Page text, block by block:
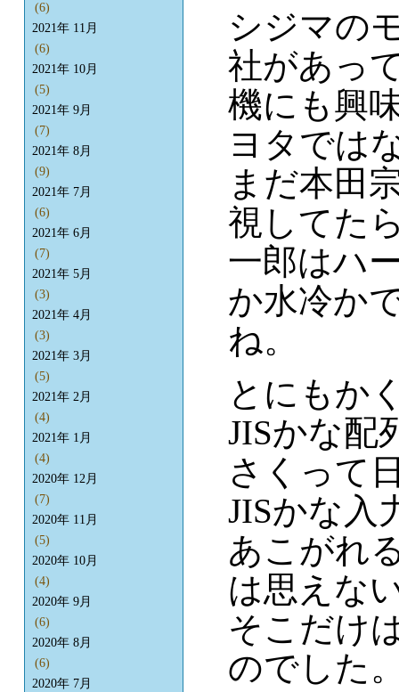
シジマの
社があっ
機にも興
ヨタでは
まだ本田
視してた
一郎はハ
か水冷か
ね。
とにもか
JISかな配
さくって
JISかな入
あこがれ
は思えな
そこだけ
のでした
(6)
2021年 11月
(6)
2021年 10月
(5)
2021年 9月
(7)
2021年 8月
(9)
2021年 7月
(6)
2021年 6月
(7)
2021年 5月
(3)
2021年 4月
(3)
2021年 3月
(5)
2021年 2月
(4)
2021年 1月
(4)
2020年 12月
(7)
2020年 11月
(5)
2020年 10月
(4)
2020年 9月
(6)
2020年 8月
(6)
2020年 7月